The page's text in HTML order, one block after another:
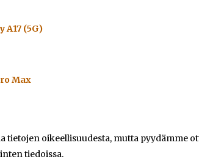
A17 (5G)
Max
tietojen oikeellisuudesta, mutta pyydämme
tiedoissa.